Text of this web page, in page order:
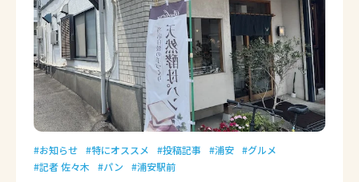
お知らせ 特にオススメ 投稿記事 浦安
グルメ
記者 佐々木
パン 浦安駅前